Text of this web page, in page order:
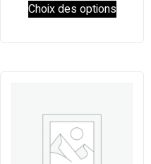
Choix des options